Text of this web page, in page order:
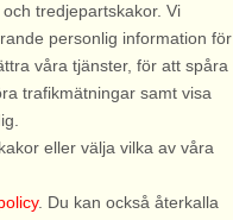
personer, 90 m²
m till sjö/hav:.
till en välplanerad
stuga med närhet till strand och
trädgård och
tredjepartskakor. Vi
personlig information för
våra tjänster, för att spåra
trafikmätningar samt visa
eller välja vilka av våra
. Du kan också återkalla